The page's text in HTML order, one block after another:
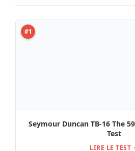
#2
LIRE LE TEST →